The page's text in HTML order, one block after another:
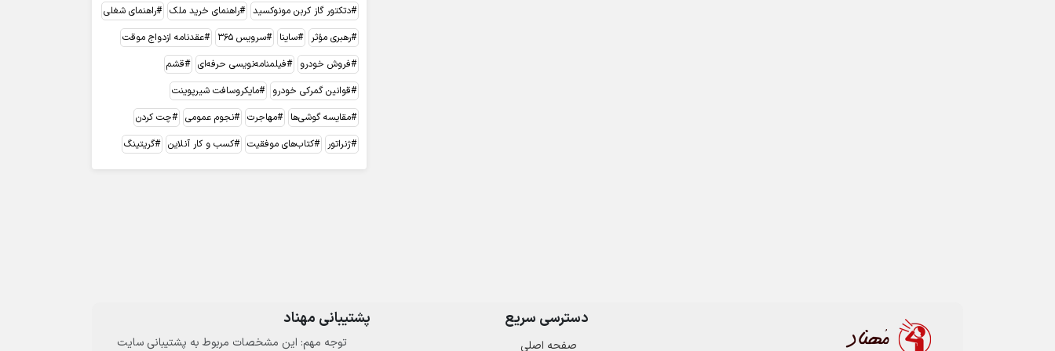
دتکتور گاز کربن مونوکسید راهنمای خرید ملک
راهنمای شغلی
رهبری مؤثر
ساینا سرویس 365
عقدنامه ازدواج موقت
فروش خودرو
فیلمنامه‌نویسی حرفه‌ای
قشم
قوانین گمرکی خودرو
مایکروسافت شیرپوینت
مقایسه گوشی‌ها
مهاجرت نجوم عمومی
چت کردن
ژنراتور
کتاب‌های موفقیت کسب و کار آنلاین گریتینگ
دسترسی سریع
صفحه اصلی
پشتیبانی مهناد
توجه مهم: این مشخصات مربوط به پشتیبانی سایت